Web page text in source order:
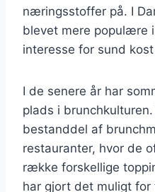
næringsstoffer på. I
blevet mere populære
interesse for sund
I de senere år har
plads i
bestanddel af
restauranter, hvor de
række forskellige
har gjort det muligt for